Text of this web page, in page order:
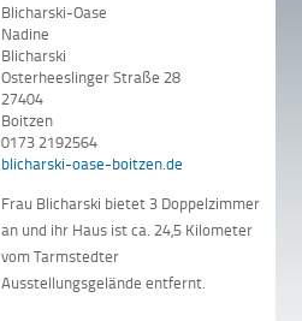
Blicharski-Oase
Nadine
Blicharski
Osterheeslinger Straße 28
27404
Boitzen
0173 2192564
blicharski-oase-boitzen.de
Frau Blicharski bietet 3 Doppelzimmer
an und ihr Haus ist ca. 24,5 Kilometer
vom Tarmstedter
Ausstellungsgelände entfernt.